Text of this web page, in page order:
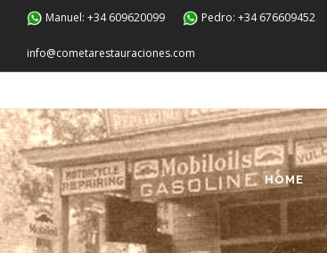
Manuel: +34 609620099 Pedro: +34 676609452
info@cometarestauraciones.com
HOME